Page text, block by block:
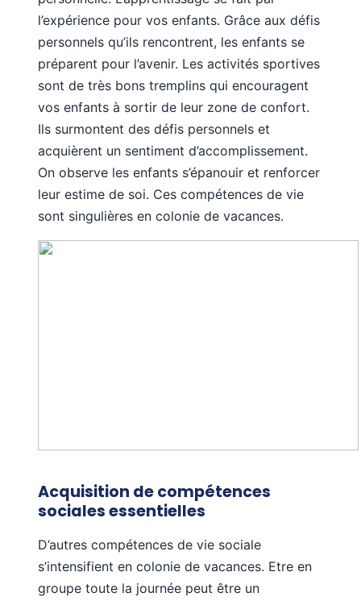
l’expérience pour vos enfants. Grâce aux défis
personnels qu’ils rencontrent, les enfants se
préparent pour l’avenir. Les activités sportives
sont de très bons tremplins qui encouragent
vos enfants à sortir de leur zone de confort.
Ils surmontent des défis personnels et
acquièrent un sentiment d’accomplissement.
On observe les enfants s’épanouir et renforcer
leur estime de soi. Ces compétences de vie
sont singulières en colonie de vacances.
Acquisition de compétences
sociales essentielles
D’autres compétences de vie sociale
s’intensifient en colonie de vacances. Etre en
groupe toute la journée peut être un